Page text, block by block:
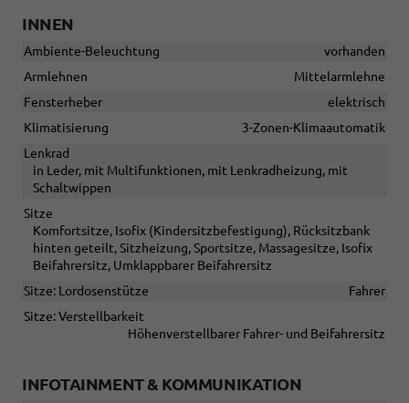
INNEN
Ambiente-Beleuchtung
vorhanden
Armlehnen
Mittelarmlehne
Fensterheber
elektrisch
Klimatisierung
3-Zonen-Klimaautomatik
Lenkrad
in Leder, mit Multifunktionen, mit Lenkradheizung, mit
Schaltwippen
Sitze
Komfortsitze, Isofix (Kindersitzbefestigung), Rücksitzbank
hinten geteilt, Sitzheizung, Sportsitze, Massagesitze, Isofix
Beifahrersitz, Umklappbarer Beifahrersitz
Sitze: Lordosenstütze
Fahrer
Sitze: Verstellbarkeit
Höhenverstellbarer Fahrer- und Beifahrersitz
INFOTAINMENT & KOMMUNIKATION